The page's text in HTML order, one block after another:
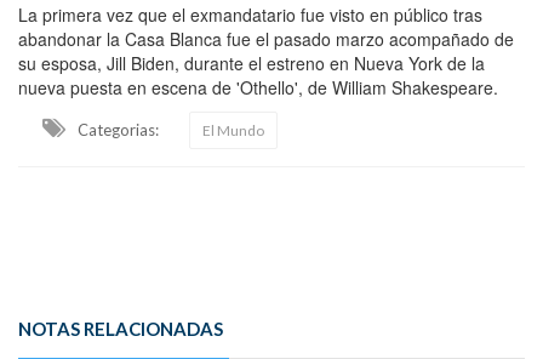
La primera vez que el exmandatario fue visto en público tras
abandonar la Casa Blanca fue el pasado marzo acompañado de
su esposa, Jill Biden, durante el estreno en Nueva York de la
nueva puesta en escena de 'Othello', de William Shakespeare.
Categorias: El Mundo
NOTAS RELACIONADAS